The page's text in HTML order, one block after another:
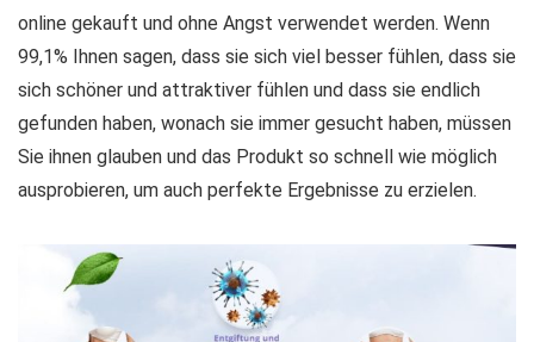
online gekauft und ohne Angst verwendet werden. Wenn
99,1% Ihnen sagen, dass sie sich viel besser fühlen, dass sie
sich schöner und attraktiver fühlen und dass sie endlich
gefunden haben, wonach sie immer gesucht haben, müssen
Sie ihnen glauben und das Produkt so schnell wie möglich
ausprobieren, um auch perfekte Ergebnisse zu erzielen.